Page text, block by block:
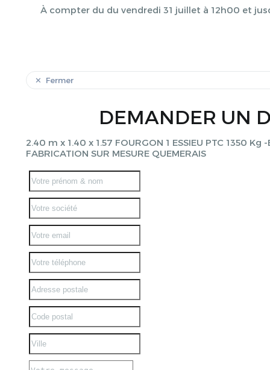
À compter du du vendredi 31 juillet à 12h00 et
Fermer
DEMANDER UN
2.40 m x 1.40 x 1.57 FOURGON 1 ESSIEU PTC 1350 Kg -
FABRICATION SUR MESURE QUEMERAIS